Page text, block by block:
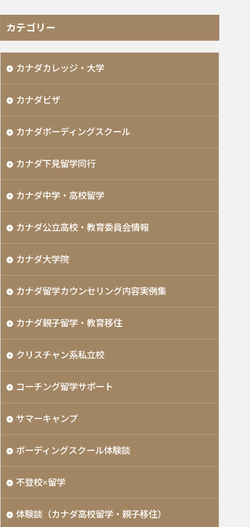
カテゴリー
カナダカレッジ・大学
カナダビザ
カナダボーディングスクール
カナダ下見留学同行
カナダ中学・高校留学
カナダ公立高校・教育委員会情報
カナダ大学院
カナダ留学カウンセリング内容実例集
カナダ親子留学・教育移住
クリスチャン系私立校
コーチング留学サポート
サマーキャンプ
ボーディングスクール体験談
不登校×留学
体験談（カナダ高校留学・親子移住）